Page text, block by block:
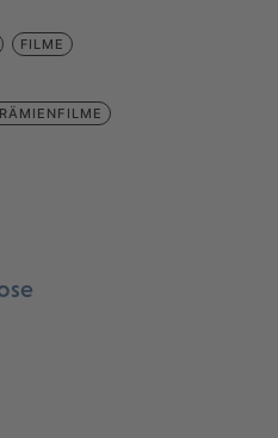
FILME